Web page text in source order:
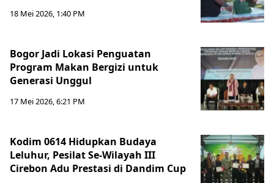
18 Mei 2026, 1:40 PM
Bogor Jadi Lokasi Penguatan
Program Makan Bergizi untuk
Generasi Unggul
17 Mei 2026, 6:21 PM
Kodim 0614 Hidupkan Budaya
Leluhur, Pesilat Se-Wilayah III
Cirebon Adu Prestasi di Dandim Cup